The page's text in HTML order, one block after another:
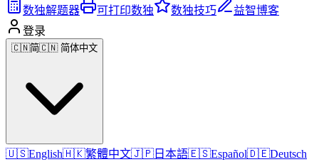
数独解题器 可打印数独 数独技巧
益智博客
登录
🇨🇳简🇨🇳 简体中文
🇺🇸English🇭🇰繁體中文🇯🇵 日本語🇪🇸Español🇩🇪Deutsch